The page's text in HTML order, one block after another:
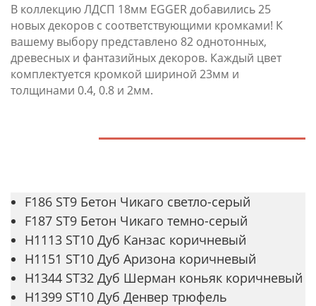
В коллекцию ЛДСП 18мм EGGER добавились 25
новых декоров с соответствующими кромками! К
вашему выбору представлено 82 однотонных,
древесных и фантазийных декоров. Каждый цвет
комплектуется кромкой шириной 23мм и
толщинами 0.4, 0.8 и 2мм.
F186 ST9 Бетон Чикаго светло-серый
F187 ST9 Бетон Чикаго темно-серый
H1113 ST10 Дуб Канзас коричневый
H1151 ST10 Дуб Аризона коричневый
H1344 ST32 Дуб Шерман коньяк коричневый
H1399 ST10 Дуб Денвер трюфель